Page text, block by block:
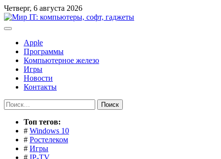
Перейти
к
содержимому
Четверг, 6 августа 2026
Apple
Программы
Компьютерное железо
Игры
Новости
Контакты
Найти:
Toп тегов:
# Windows 10
# Ростелеком
# Игры
# IP-TV